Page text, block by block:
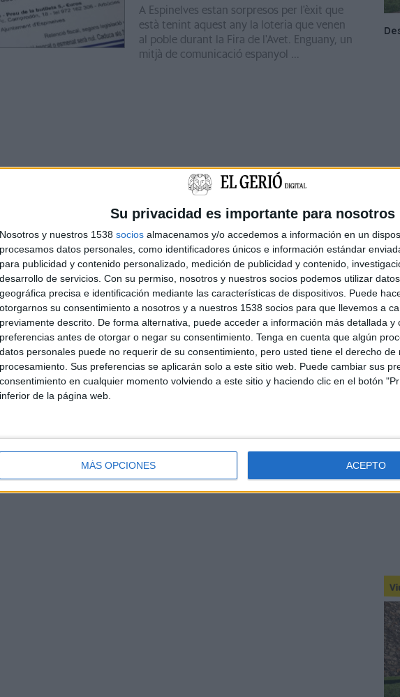
Su privacidad es importante para nosotros
Nosotros y nuestros 1538 socios almacenamos y/o accedemos a información en un
procesamos datos personales, como identificadores únicos e información estándar
para publicidad y contenido personalizado, medición de publicidad y contenido,
desarrollo de servicios. Con su permiso, nosotros y nuestros socios podemos utilizar
geográfica precisa e identificación mediante las características de dispositivos. Puede
otorgarnos su consentimiento a nosotros y a nuestros 1538 socios para que llevemos a
previamente descrito. De forma alternativa, puede acceder a información más detallada y
preferencias antes de otorgar o negar su consentimiento. Tenga en cuenta que algún
datos personales puede no requerir de su consentimiento, pero usted tiene el derecho de
procesamiento. Sus preferencias se aplicarán solo a este sitio web. Puede cambiar sus
consentimiento en cualquier momento volviendo a este sitio y haciendo clic en el botón
inferior de la página web.
MÁS OPCIONES ACEPTO
A Espinelves estan sorpresos per l'èxit que
està tenint aquest any la loteria que venen
al poble durant la Fira de l'Avet. Enguany, un
mitjà de comunicació espanyol ...